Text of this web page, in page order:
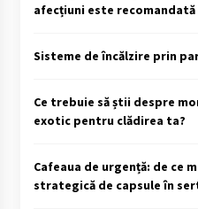
afecțiuni este recomandată
Sisteme de încălzire prin
Ce trebuie să știi despre
exotic pentru clădirea ta?
Cafeaua de urgență: de ce
strategică de capsule în